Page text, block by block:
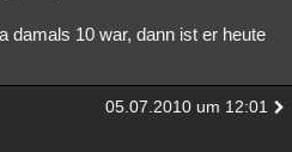
Gaming Filme
damals 10 war, dann ist er heute
05.07.2010 um 12:01